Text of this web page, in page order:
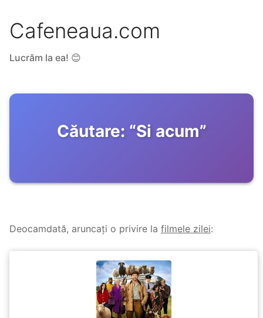
Cafeneaua.com
Lucrăm la ea! 😊
Căutare: “Si acum”
Deocamdată, aruncați o privire la filmele zilei: